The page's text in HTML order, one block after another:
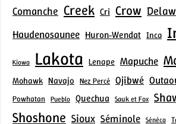
Comanche Creek Cri Crow
Haudenosaunee Huron‑Wendat Inca
Kiowa Lakota Lenape Mapuche
Mohawk Navajo Nez Percé Ojibwé
Powhatan Pueblo Quechua Sauk et Fox
Shoshone Sioux Séminole Sénéca